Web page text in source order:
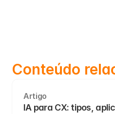
Conteúdo
Artigo
IA para CX: tipos,